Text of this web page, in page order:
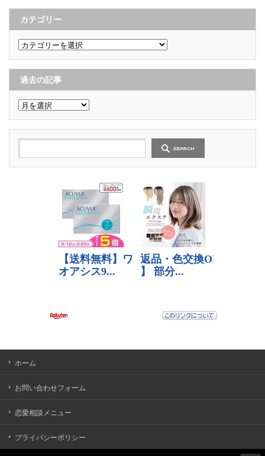
カテゴリー
カ
テ
ゴ
リ
ー
過去の記事
過
去
の
記
事
ホーム
お問い合わせフォーム
恋愛相談メニュー
プライバシーポリシー